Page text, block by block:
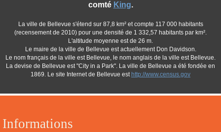
Informations
comté King.
La ville de Bellevue s'étend sur 87,8 km² et compte 117 000 habitants
(recensement de 2010) pour une densité de 1 332,57 habitants par km².
L'altitude moyenne est de 26 m.
Le maire de la ville de Bellevue est actuellement Don Davidson.
Le nom français de la ville est Bellevue, le nom anglais de la ville est Bellevue.
La devise de Bellevue est "City in a Park". La ville de Bellevue a été fondée en
1869. Le site Internet de Bellevue est http://www.census.gov